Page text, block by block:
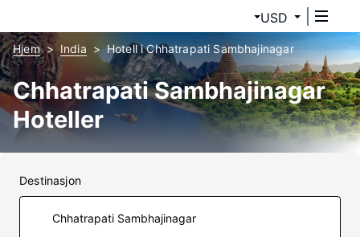
USD
Hjem India Hotell i Chhatrapati Sambhajinagar
Chhatrapati Sambhajinagar
Hoteller
Destinasjon